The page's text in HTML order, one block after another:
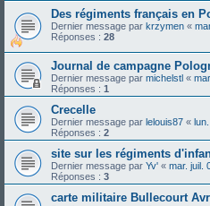
Des régiments français en
Dernier message par krzymen «
Réponses : 28
Journal de campagne
Dernier message par michelstl «
Réponses : 1
Crecelle
Dernier message par lelouis87 «
Réponses : 2
site sur les régiments
Dernier message par Yv' « mar. juil.
Réponses : 3
carte militaire Bullecourt